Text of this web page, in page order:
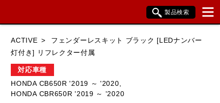
製品検索
車種検索
アイテム検索
HONDA YAMAHA SUZUKI
ACTIVE
フェンダーレスキット ブラック [LEDナンバー
灯付き] リフレクター付属
対応車種
HONDA CB650R '2019 ～ '2020,
HONDA CBR650R '2019 ～ '2020